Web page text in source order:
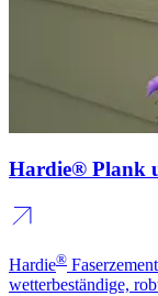
Hardie® Plank
Hardie®
wetterbeständige,